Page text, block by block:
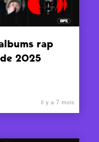
rap
2025
il y a 7 mois